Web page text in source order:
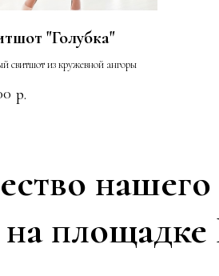
"Голубка"
свитшот из кружевной ангоры
р.
нашего